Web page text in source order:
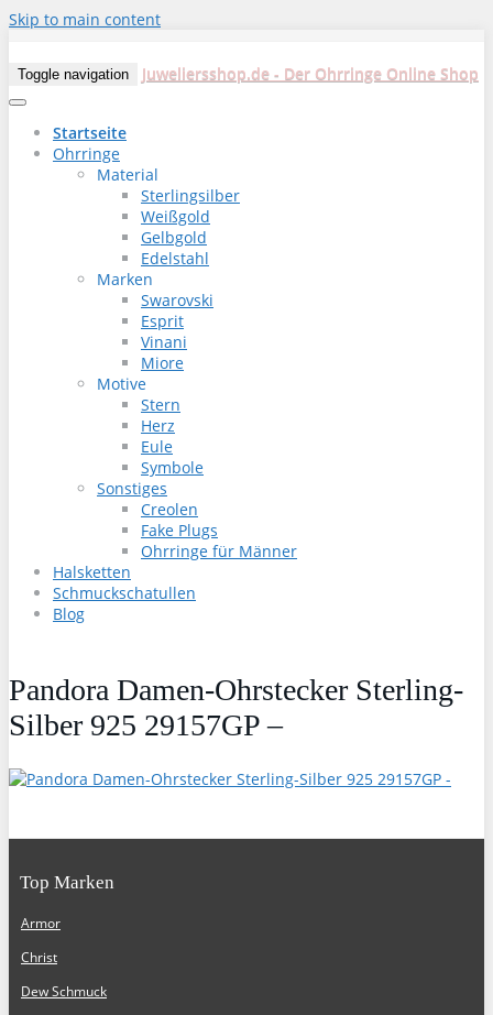
Skip to main content
Toggle navigation Juweliersshop.de - Der Ohrringe Online Shop
Startseite
Ohrringe
Material
Sterlingsilber
Weißgold
Gelbgold
Edelstahl
Marken
Swarovski
Esprit
Vinani
Miore
Motive
Stern
Herz
Eule
Symbole
Sonstiges
Creolen
Fake Plugs
Ohrringe für Männer
Halsketten
Schmuckschatullen
Blog
Pandora Damen-Ohrstecker Sterling-
Silber 925 29157GP –
Top Marken
Armor
Christ
Dew Schmuck